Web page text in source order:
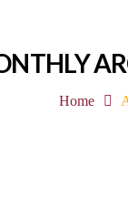
Home